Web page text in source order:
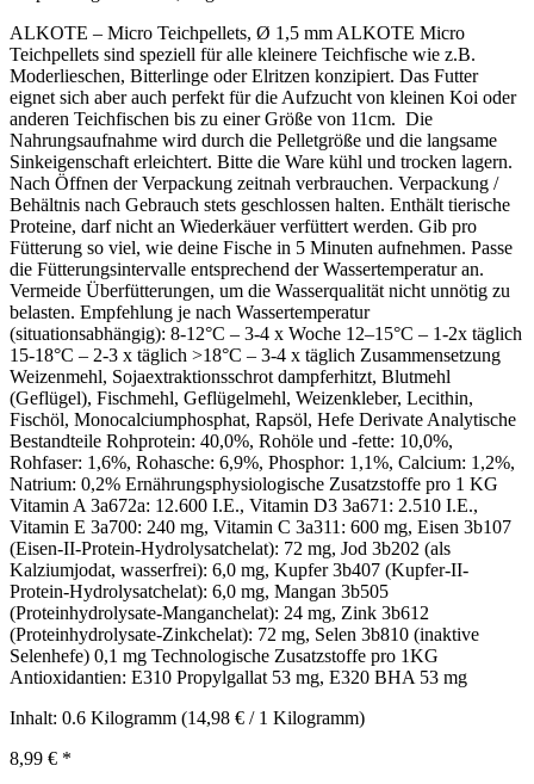
ALKOTE – Micro Teichpellets, Ø 1,5 mm ALKOTE Micro
Teichpellets sind speziell für alle kleinere Teichfische wie z.B.
Moderlieschen, Bitterlinge oder Elritzen konzipiert. Das Futter
eignet sich aber auch perfekt für die Aufzucht von kleinen Koi oder
anderen Teichfischen bis zu einer Größe von 11cm. Die
Nahrungsaufnahme wird durch die Pelletgröße und die langsame
Sinkeigenschaft erleichtert. Bitte die Ware kühl und trocken lagern.
Nach Öffnen der Verpackung zeitnah verbrauchen. Verpackung /
Behältnis nach Gebrauch stets geschlossen halten. Enthält tierische
Proteine, darf nicht an Wiederkäuer verfüttert werden. Gib pro
Fütterung so viel, wie deine Fische in 5 Minuten aufnehmen. Passe
die Fütterungsintervalle entsprechend der Wassertemperatur an.
Vermeide Überfütterungen, um die Wasserqualität nicht unnötig zu
belasten. Empfehlung je nach Wassertemperatur
(situationsabhängig): 8-12°C – 3-4 x Woche 12–15°C – 1-2x täglich
15-18°C – 2-3 x täglich >18°C – 3-4 x täglich Zusammensetzung
Weizenmehl, Sojaextraktionsschrot dampferhitzt, Blutmehl
(Geflügel), Fischmehl, Geflügelmehl, Weizenkleber, Lecithin,
Fischöl, Monocalciumphosphat, Rapsöl, Hefe Derivate Analytische
Bestandteile Rohprotein: 40,0%, Rohöle und -fette: 10,0%,
Rohfaser: 1,6%, Rohasche: 6,9%, Phosphor: 1,1%, Calcium: 1,2%,
Natrium: 0,2% Ernährungsphysiologische Zusatzstoffe pro 1 KG
Vitamin A 3a672a: 12.600 I.E., Vitamin D3 3a671: 2.510 I.E.,
Vitamin E 3a700: 240 mg, Vitamin C 3a311: 600 mg, Eisen 3b107
(Eisen-II-Protein-Hydrolysatchelat): 72 mg, Jod 3b202 (als
Kalziumjodat, wasserfrei): 6,0 mg, Kupfer 3b407 (Kupfer-II-
Protein-Hydrolysatchelat): 6,0 mg, Mangan 3b505
(Proteinhydrolysate-Manganchelat): 24 mg, Zink 3b612
(Proteinhydrolysate-Zinkchelat): 72 mg, Selen 3b810 (inaktive
Selenhefe) 0,1 mg Technologische Zusatzstoffe pro 1KG
Antioxidantien: E310 Propylgallat 53 mg, E320 BHA 53 mg
Inhalt: 0.6 Kilogramm (14,98 € / 1 Kilogramm)
8,99 € *